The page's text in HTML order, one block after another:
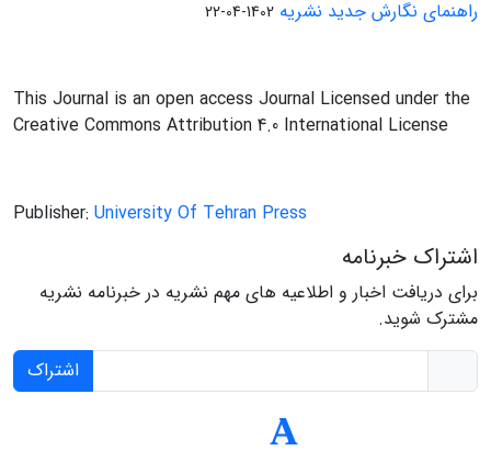
راهنمای نگارش جدید نشریه 1402-04-22
This Journal is an open access Journal Licensed under the
Creative Commons Attribution 4.0 International License
Publisher: University Of Tehran Press
اشتراک خبرنامه
برای دریافت اخبار و اطلاعیه های مهم نشریه در خبرنامه نشریه
مشترک شوید.
اشتراک